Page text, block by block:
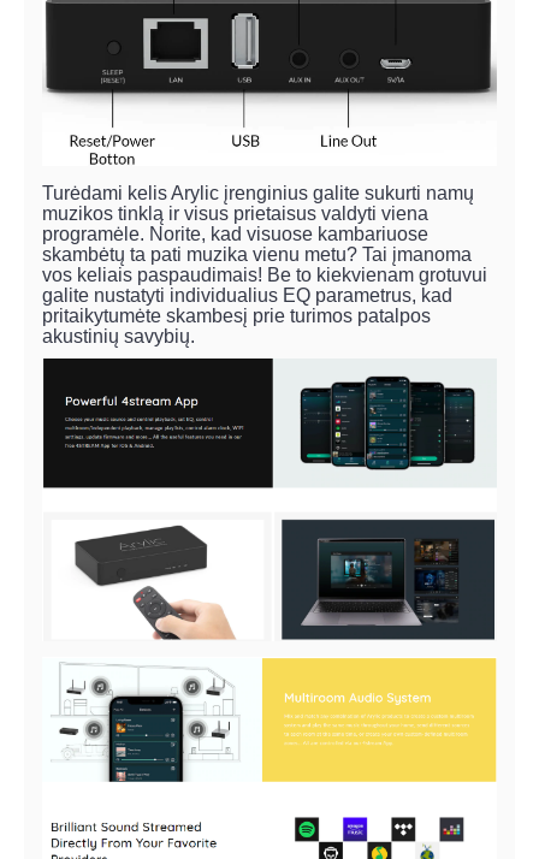
Turėdami kelis Arylic įrenginius galite sukurti namų
muzikos tinklą ir visus prietaisus valdyti viena
programėle. Norite, kad visuose kambariuose
skambėtų ta pati muzika vienu metu? Tai įmanoma
vos keliais paspaudimais! Be to kiekvienam grotuvui
galite nustatyti individualius EQ parametrus, kad
pritaikytumėte skambesį prie turimos patalpos
akustinių savybių.